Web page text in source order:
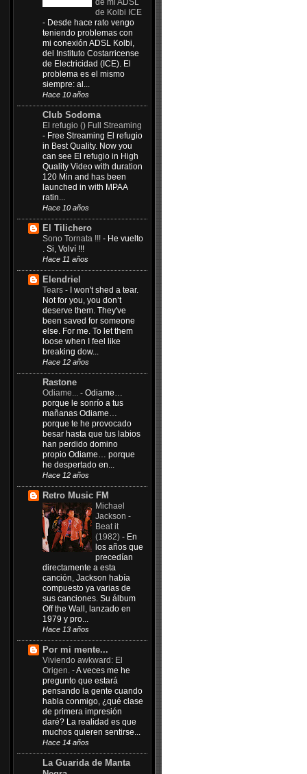
de mi ADSL
de Kolbi ICE
- Desde hace rato vengo
teniendo problemas con
mi conexión ADSL Kolbi,
del Instituto Costarricense
de Electricidad (ICE). El
problema es el mismo
siempre: al...
Hace 10 años
Club Sodoma
El refugio () Full Streaming
- Free Streaming El refugio
in Best Quality. Now you
can see El refugio in High
Quality Video with duration
120 Min and has been
launched in with MPAA
ratin...
Hace 10 años
El Tilichero
Sono Tornata !!! - He vuelto
. Si, Volví !!!
Hace 11 años
Elendriel
Tears - I won't shed a tear.
Not for you, you don’t
deserve them. They've
been saved for someone
else. For me. To let them
loose when I feel like
breaking dow...
Hace 12 años
Rastone
Odiame... - Odiame…
porque le sonrío a tus
mañanas Odiame…
porque te he provocado
besar hasta que tus labios
han perdido domino
propio Odiame… porque
he despertado en...
Hace 12 años
Retro Music FM
Michael
Jackson -
Beat it
(1982) - En
los años que
precedían
directamente a esta
canción, Jackson había
compuesto ya varias de
sus canciones. Su álbum
Off the Wall, lanzado en
1979 y pro...
Hace 13 años
Por mi mente...
Viviendo awkward: El
Origen. -A veces me he
pregunto que estará
pensando la gente cuando
habla conmigo, ¿qué clase
de primera impresión
daré? La realidad es que
muchos quieren sentirse...
Hace 14 años
La Guarida de Manta